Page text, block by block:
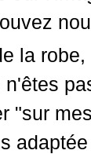
la
"sur